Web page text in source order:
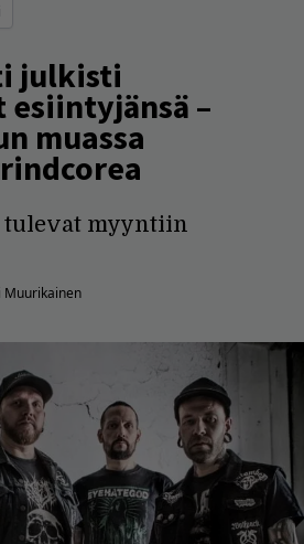
julkisti
esiintyjänsä –
muassa
myyntiin
Muurikainen